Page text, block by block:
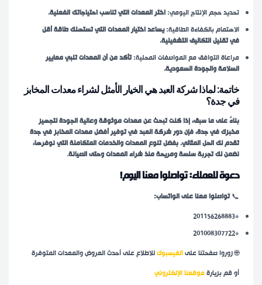
تحديد حجم الإنتاج اليومي:اختر المعدات التي تناسب احتياجاتك الفعلية.
الاهتمام بالكفاءة الطاقية:يساعد اختيار المعدات التي تستهلك طاقة أقل
في تقليل التكاليف التشغيلية.
مراعاة التوافق مع المواصفات المحلية:تأكد من أن المعدات تلبي معايير
السلامة والجودة السعودية.
خاتمة: لماذا شركة العبد هي الخيار الأمثل لشراءمعدات المخابز
في جدة؟
بناءً على ما سبق، إذا كنت تبحث عن معدات موثوقة وعالية الجودة لتجهيز
مخبزك في جدة، فإن دور شركة العبد في توفير أفضل معدات المخابز في جدة
تقدم لك الحل المثالي. بفضل تنوع المعدات والخدمات المتكاملة التي نوفرها،
نضمن لك تجربة سلسة ومريحة منذ شراء المعدات وحتى الصيانة.
دعوة للعملاء: تواصلوا معنا اليوم!
📞تواصلوا معنا على الواتساب:
+201156268883
+201008307722
🌐زوروا صفحتنا علىالفيسبوكللاطلاع على أحدث العروض والمعدات المتوفرة
أو قم بزيارةموقعنا الإلكتروني